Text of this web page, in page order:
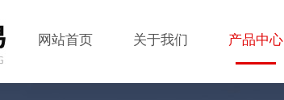
网站首页 关于我们 产品中心